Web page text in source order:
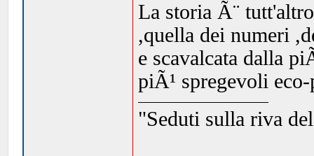
La storia Ã¨
,quella dei numeri
e scavalcata dalla
piÃ¹ spregevoli
"Seduti sulla riva